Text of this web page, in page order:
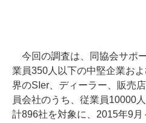
今回の調査は、同協会サポ
業員350人以下の中堅企業お
界のSIer、ディーラー、販売
員会社のうち、従業員10000
計896社を対象に、2015年9